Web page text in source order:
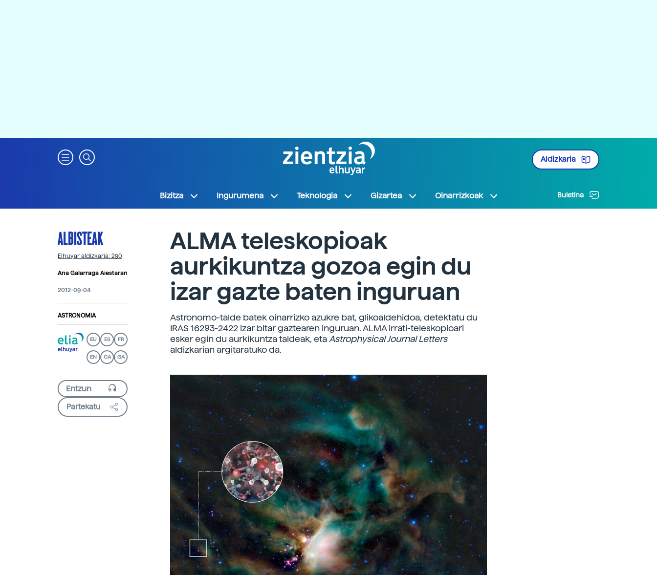
Aldizkaria
Bizitza Ingurumena Teknologia Gizartea Oinarrizkoak Buletina
ALBISTEAK
Elhuyar aldizkaria: 290
Ana Galarraga Aiestaran
2012-09-04
ASTRONOMIA
EU ES FR
EN CA GA
Partekatu
ALMA teleskopioak
aurkikuntza gozoa egin du
izar gazte baten inguruan
Astronomo-talde batek oinarrizko azukre bat, glikoaldehidoa, detektatu du
IRAS 16293-2422 izar bitar gaztearen inguruan. ALMA irrati-teleskopioari
esker egin du aurkikuntza taldeak, eta Astrophysical Journal Letters
aldizkarian argitaratuko da.